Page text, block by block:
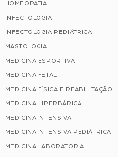
HOMEOPATIA
INFECTOLOGIA
INFECTOLOGIA PEDIÁTRICA
MASTOLOGIA
MEDICINA ESPORTIVA
MEDICINA FETAL
MEDICINA FÍSICA E REABILITAÇÃO
MEDICINA HIPERBÁRICA
MEDICINA INTENSIVA
MEDICINA INTENSIVA PEDIÁTRICA
MEDICINA LABORATORIAL